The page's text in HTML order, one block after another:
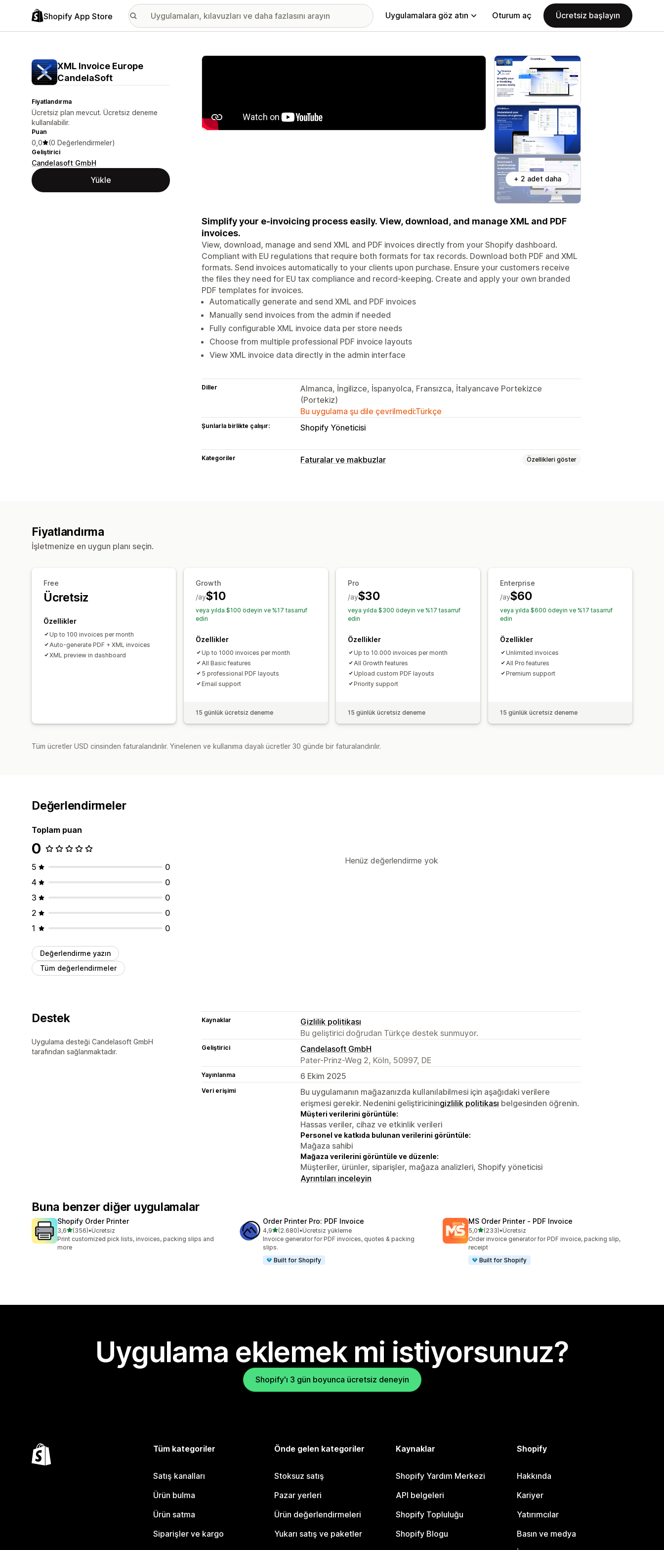
Shopify App Store Uygulamalara göz atın Oturum aç Ücretsiz başlayın
XML Invoice Europe
CandelaSoft
Fiyatlandırma
Ücretsiz plan mevcut. Ücretsiz deneme
kullanılabilir.
Puan
0,0 (0 Değerlendirmeler)
Geliştirici
Candelasoft GmbH
Yükle
Öne çıkan görsel galerisi
+ 2 adet daha
Simplify your e-invoicing process easily. View, download, and manage XML and PDF
invoices.
View, download, manage and send XML and PDF invoices directly from your Shopify dashboard.
Compliant with EU regulations that require both formats for tax records. Download both PDF and XML
formats. Send invoices automatically to your clients upon purchase. Ensure your customers receive
the files they need for EU tax compliance and record-keeping. Create and apply your own branded
PDF templates for invoices.
Automatically generate and send XML and PDF invoices
Manually send invoices from the admin if needed
Fully configurable XML invoice data per store needs
Choose from multiple professional PDF invoice layouts
View XML invoice data directly in the admin interface
Diller
Almanca, İngilizce, İspanyolca, Fransızca, İtalyancave Portekizce
(Portekiz)
Bu uygulama şu dile çevrilmedi:Türkçe
Şunlarla birlikte çalışır: Shopify Yöneticisi
Kategoriler Faturalar ve makbuzlar Özellikleri göster
Toplu indirme
Yazdırıp dışa aktarma
Fiyatlandırma
İşletmenize en uygun planı seçin.
Free
Ücretsiz
Özellikler
Up to 100 invoices per month
Auto-generate PDF + XML invoices
XML preview in dashboard
Growth
$10
/ay
veya yılda $100 ödeyin ve %17 tasarruf
edin
Özellikler
Up to 1000 invoices per month
All Basic features
5 professional PDF layouts
Email support
15 günlük ücretsiz deneme
Pro
$30
/ay
veya yılda $300 ödeyin ve %17 tasarruf
edin
Özellikler
Up to 10.000 invoices per month
All Growth features
Upload custom PDF layouts
Priority support
15 günlük ücretsiz deneme
Enterprise
$60
/ay
veya yılda $600 ödeyin ve %17 tasarruf
edin
Özellikler
Unlimited invoices
All Pro features
Premium support
15 günlük ücretsiz deneme
Tüm ücretler USD cinsinden faturalandırılır. Yinelenen ve kullanıma dayalı ücretler 30 günde bir faturalandırılır.
Değerlendirmeler
Toplam puan
0
5
0
4
0
3
0
2
0
1
0
Değerlendirme yazın
Tüm değerlendirmeler
Henüz değerlendirme yok
Destek
Uygulama desteği Candelasoft GmbH
tarafından sağlanmaktadır.
Kaynaklar
Gizlilik politikası
Bu geliştirici doğrudan Türkçe destek sunmuyor.
Geliştirici
Candelasoft GmbH
Pater-Prinz-Weg 2, Köln, 50997, DE
Yayınlanma 6 Ekim 2025
Veri erişimi
Bu uygulamanın mağazanızda kullanılabilmesi için aşağıdaki verilere
erişmesi gerekir. Nedenini geliştiriciningizlilik politikası belgesinden öğrenin.
Müşteri verilerini görüntüle:
Hassas veriler, cihaz ve etkinlik verileri
Personel ve katkıda bulunan verilerini görüntüle:
Mağaza sahibi
Mağaza verilerini görüntüle ve düzenle:
Müşteriler, ürünler, siparişler, mağaza analizleri, Shopify yöneticisi
Ayrıntıları inceleyin
Buna benzer diğer uygulamalar
Shopify Order Printer
3,65 yıldız üzerinden
(356)
toplam 356 değerlendirme
•Ücretsiz
Print customized pick lists, invoices, packing slips and
more
Order Printer Pro: PDF Invoice
4,95 yıldız üzerinden
(2.680)
toplam 2680 değerlendirme
•Ücretsiz yükleme
Invoice generator for PDF invoices, quotes & packing
slips.
Built for Shopify
MS Order Printer ‑ PDF Invoice
5,05 yıldız üzerinden
(233)
toplam 233 değerlendirme
•Ücretsiz
Order invoice generator for PDF invoice, packing slip,
receipt
Built for Shopify
Uygulama eklemek mi istiyorsunuz?
Shopify'ı 3 gün boyunca ücretsiz deneyin
Tüm kategoriler
Satış kanalları
Ürün bulma
Ürün satma
Siparişler ve kargo
Önde gelen kategoriler
Stoksuz satış
Pazar yerleri
Ürün değerlendirmeleri
Yukarı satış ve paketler
Kaynaklar
Shopify Yardım Merkezi
API belgeleri
Shopify Topluluğu
Shopify Blogu
Shopify
Hakkında
Kariyer
Yatırımcılar
Basın ve medya